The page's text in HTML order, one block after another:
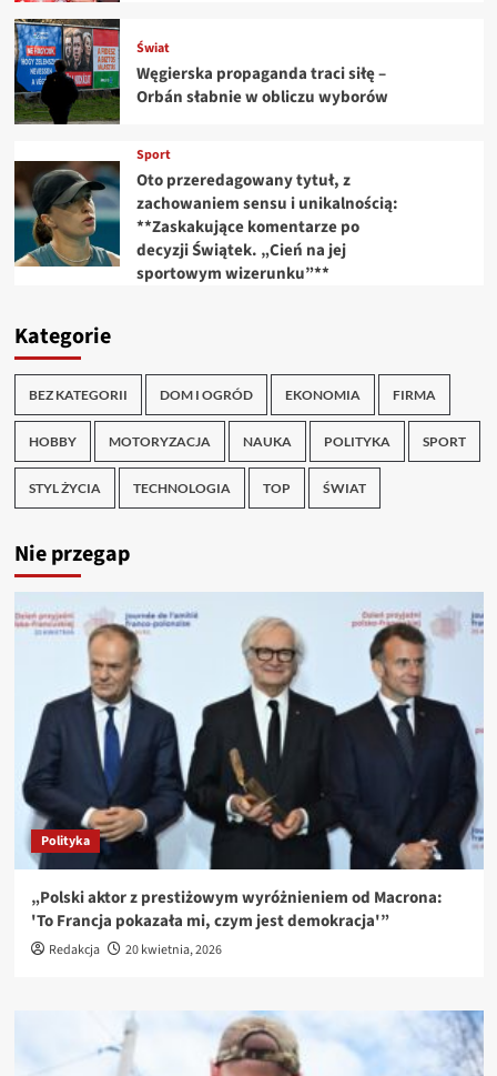
Świat
Węgierska propaganda traci siłę –
Orbán słabnie w obliczu wyborów
Sport
Oto przeredagowany tytuł, z
zachowaniem sensu i unikalnością:
**Zaskakujące komentarze po
decyzji Świątek. „Cień na jej
sportowym wizerunku”**
Kategorie
BEZ KATEGORII DOM I OGRÓD EKONOMIA FIRMA
HOBBY MOTORYZACJA NAUKA POLITYKA SPORT
STYL ŻYCIA TECHNOLOGIA TOP ŚWIAT
Nie przegap
Polityka
„Polski aktor z prestiżowym wyróżnieniem od Macrona:
'To Francja pokazała mi, czym jest demokracja'”
Redakcja 20 kwietnia, 2026